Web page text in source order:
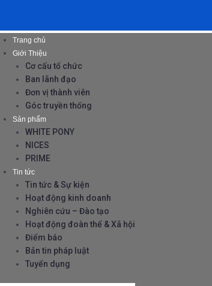
Trang chủ
Giới Thiệu
Cơ cấu tổ chức
Ban lãnh đạo
Đơn vị thành viên
Góc truyền thống
Sản phẩm
WHITE PONY
NICES
PRIME
Tin tức
Tin tức & Sự kiện
Hoạt động kinh doanh
Nghiên cứu – Đào tạo
Hoạt động đoàn thể & Xã hội
Điểm báo
Bản tin pháp luật
Tuyển dụng